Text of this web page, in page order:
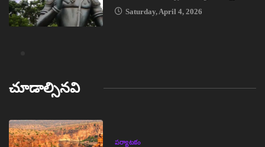
Saturday, April 4, 2026
చూడాల్సినవి
పర్యాటకం